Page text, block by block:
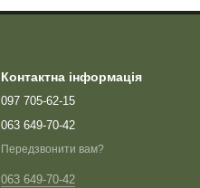
Контактна інформація
097 705-62-15
063 649-70-42
Передзвонити вам?
063 649-70-42